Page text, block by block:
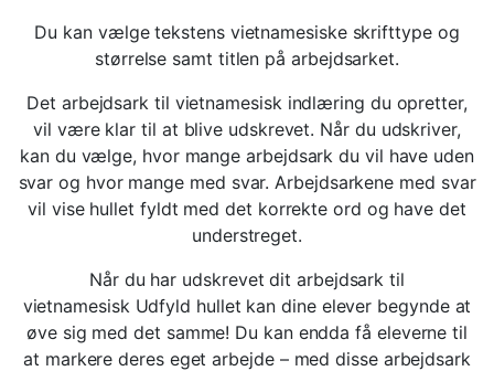
Du kan vælge tekstens vietnamesiske skrifttype og
størrelse samt titlen på arbejdsarket.
Det arbejdsark til vietnamesisk indlæring du opretter,
vil være klar til at blive udskrevet. Når du udskriver,
kan du vælge, hvor mange arbejdsark du vil have uden
svar og hvor mange med svar. Arbejdsarkene med svar
vil vise hullet fyldt med det korrekte ord og have det
understreget.
Når du har udskrevet dit arbejdsark til
vietnamesisk Udfyld hullet kan dine elever begynde at
øve sig med det samme! Du kan endda få eleverne til
at markere deres eget arbejde – med disse arbejdsark